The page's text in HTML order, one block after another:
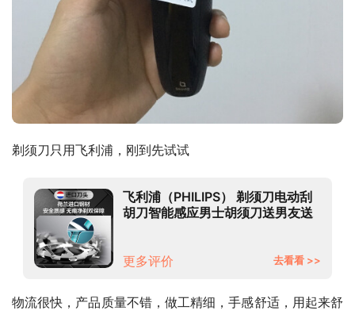
剃须刀只用飞利浦，刚到先试试
飞利浦（PHILIPS） 剃须刀电动刮
胡刀智能感应男士胡须刀送男友送
更多评价
去看看 >>
物流很快，产品质量不错，做工精细，手感舒适，用起来舒